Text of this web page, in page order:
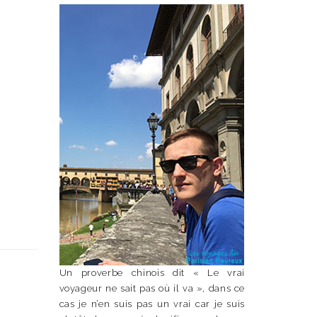
Un proverbe chinois dit « Le vrai
voyageur ne sait pas où il va », dans ce
cas je n’en suis pas un vrai car je suis